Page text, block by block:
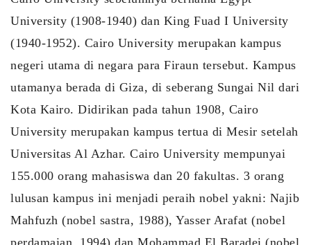
University (1908-1940) dan King Fuad I University
(1940-1952). Cairo University merupakan kampus
negeri utama di negara para Firaun tersebut. Kampus
utamanya berada di Giza, di seberang Sungai Nil dari
Kota Kairo. Didirikan pada tahun 1908, Cairo
University merupakan kampus tertua di Mesir setelah
Universitas Al Azhar. Cairo University mempunyai
155.000 orang mahasiswa dan 20 fakultas. 3 orang
lulusan kampus ini menjadi peraih nobel yakni: Najib
Mahfuzh (nobel sastra, 1988), Yasser Arafat (nobel
perdamaian, 1994) dan Mohammad El Baradei (nobel